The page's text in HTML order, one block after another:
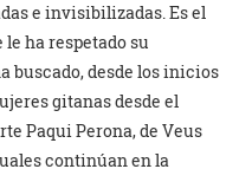
e invisibilizadas. Es el
le ha respetado su
buscado, desde los inicios
gitanas desde el
Paqui Perona, de Veus
continúan en la